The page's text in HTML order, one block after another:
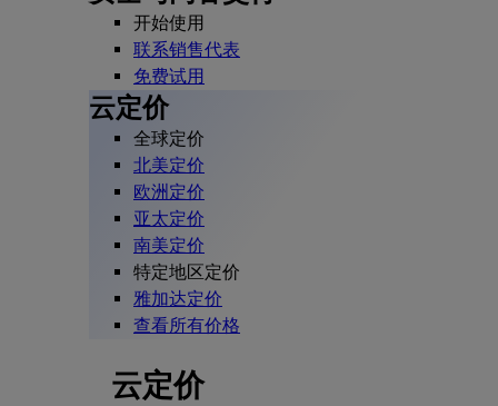
开始使用
联系销售代表
免费试用
云定价
全球定价
北美定价
欧洲定价
亚太定价
南美定价
特定地区定价
雅加达定价
查看所有价格
云定价